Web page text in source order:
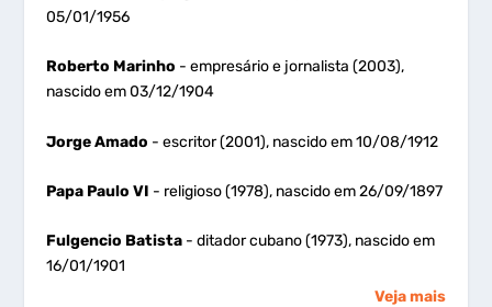
05/01/1956
Roberto Marinho - empresário e jornalista (2003),
nascido em 03/12/1904
Jorge Amado - escritor (2001), nascido em 10/08/1912
Papa Paulo VI - religioso (1978), nascido em 26/09/1897
Fulgencio Batista - ditador cubano (1973), nascido em
16/01/1901
Veja mais